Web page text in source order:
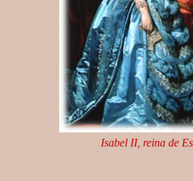
Isabel II, reina de